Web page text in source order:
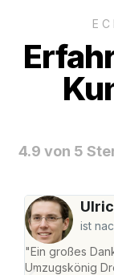
4.9 von 5
ist
"Ein großes
Umzugskönig